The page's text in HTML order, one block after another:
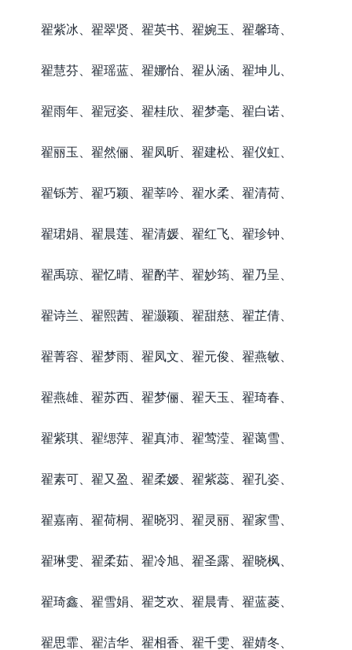
翟紫冰、翟翠贤、翟英书、翟婉玉、翟馨琦、
翟慧芬、翟瑶蓝、翟娜怡、翟从涵、翟坤儿、
翟雨年、翟冠姿、翟桂欣、翟梦毫、翟白诺、
翟丽玉、翟然俪、翟凤昕、翟建松、翟仪虹、
翟铄芳、翟巧颖、翟莘吟、翟水柔、翟清荷、
翟珺娟、翟晨莲、翟清媛、翟红飞、翟珍钟、
翟禹琼、翟忆晴、翟酌芊、翟妙筠、翟乃呈、
翟诗兰、翟熙茜、翟灏颖、翟甜慈、翟芷倩、
翟菁容、翟梦雨、翟凤文、翟元俊、翟燕敏、
翟燕雄、翟苏西、翟梦俪、翟天玉、翟琦春、
翟紫琪、翟缌萍、翟真沛、翟莺滢、翟蔼雪、
翟素可、翟又盈、翟柔嫒、翟紫蕊、翟孔姿、
翟嘉南、翟荷桐、翟晓羽、翟灵丽、翟家雪、
翟琳雯、翟柔茹、翟冷旭、翟圣露、翟晓枫、
翟琦鑫、翟雪娟、翟芝欢、翟晨青、翟蓝菱、
翟思霏、翟洁华、翟相香、翟千雯、翟婧冬、